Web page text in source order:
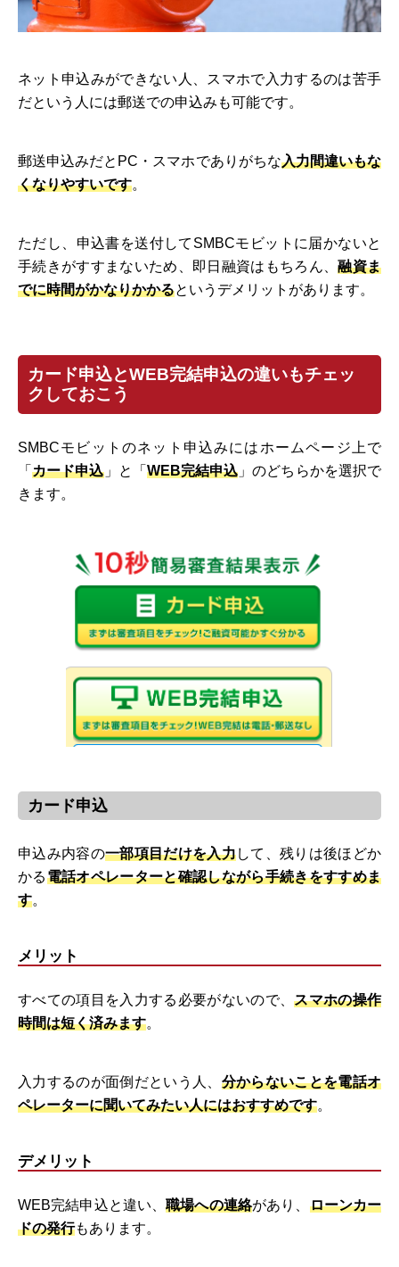
ネット申込みができない人、スマホで入力するのは苦手
だという人には郵送での申込みも可能です。
郵送申込みだとPC・スマホでありがちな入力間違いもな
くなりやすいです。
ただし、申込書を送付してSMBCモビットに届かないと
手続きがすすまないため、即日融資はもちろん、融資ま
でに時間がかなりかかるというデメリットがあります。
カード申込とWEB完結申込の違いもチェッ
クしておこう
SMBCモビットのネット申込みにはホームページ上で
「カード申込」と「 WEB完結申込 」のどちらかを選択で
きます。
カード申込
申込み内容の一部項目だけを入力して、残りは後ほどか
かる電話オペレーターと確認しながら手続きをすすめま
す。
メリット
すべての項目を入力する必要がないので、スマホの操作
時間は短く済みます。
入力するのが面倒だという人、 分からないことを電話オ
ペレーターに聞いてみたい人にはおすすめです。
デメリット
WEB完結申込と違い、職場への連絡があり、 ローンカー
ドの発行もあります。